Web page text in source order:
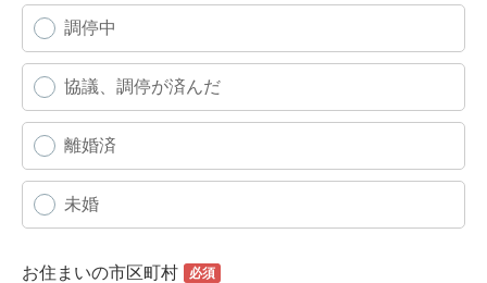
調停中
協議、調停が済んだ
離婚済
未婚
お住まいの市区町村